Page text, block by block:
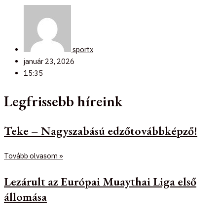
sportx
január 23, 2026
15:35
Legfrissebb híreink
Teke – Nagyszabású edzőtovábbképző!
Tovább olvasom »
Lezárult az Európai Muaythai Liga első
állomása